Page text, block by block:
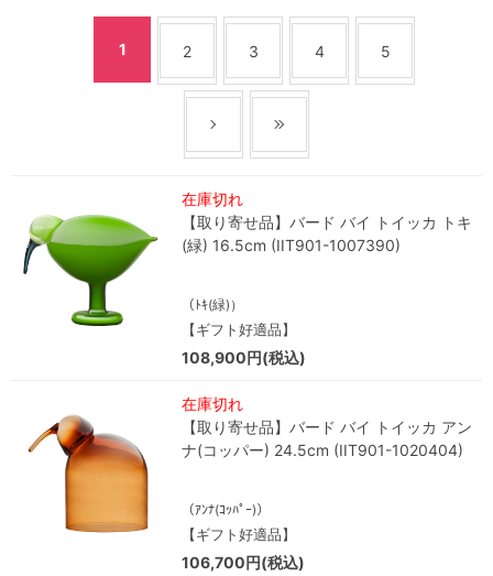
1 2 3 4 5
在庫切れ
【取り寄せ品】バード バイ トイッカ トキ
(緑) 16.5cm (IIT901-1007390)
（ﾄｷ(緑)）
【ギフト好適品】
108,900円(税込)
在庫切れ
【取り寄せ品】バード バイ トイッカ アン
ナ(コッパー) 24.5cm (IIT901-1020404)
（ｱﾝﾅ(ｺｯﾊﾟｰ)）
【ギフト好適品】
106,700円(税込)